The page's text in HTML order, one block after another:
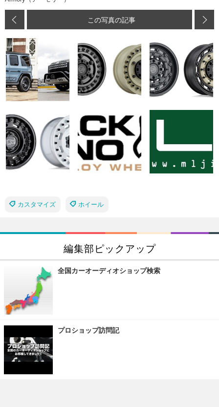
この写真の記事
カスタマイズ ホイール
編集部ピックアップ
全国カーオーディオショップ検索
プロショップ訪問記